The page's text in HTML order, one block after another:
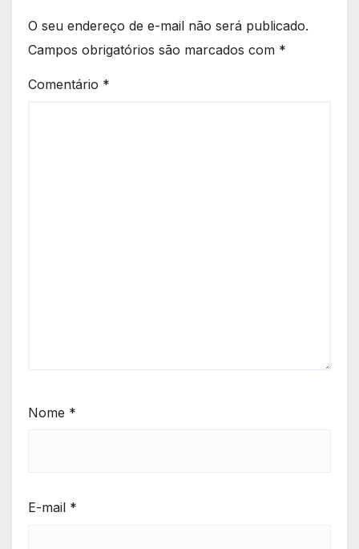
O seu endereço de e-mail não será publicado.
Campos obrigatórios são marcados com *
Comentário *
Nome *
E-mail *